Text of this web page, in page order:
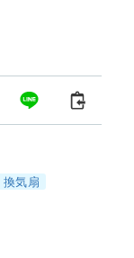
換気扇